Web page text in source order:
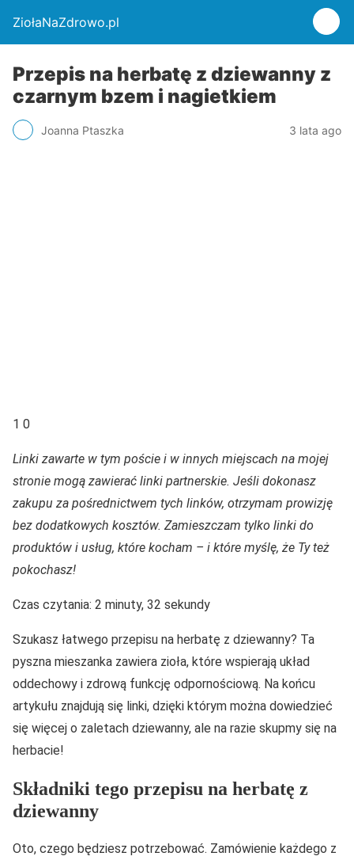
ZiołaNaZdrowo.pl
Przepis na herbatę z dziewanny z
czarnym bzem i nagietkiem
Joanna Ptaszka 3 lata ago
1 0
Linki zawarte w tym poście i w innych miejscach na mojej
stronie mogą zawierać linki partnerskie. Jeśli dokonasz
zakupu za pośrednictwem tych linków, otrzymam prowizję
bez dodatkowych kosztów. Zamieszczam tylko linki do
produktów i usług, które kocham – i które myślę, że Ty też
pokochasz!
Czas czytania: 2 minuty, 32 sekundy
Szukasz łatwego przepisu na herbatę z dziewanny? Ta
pyszna mieszanka zawiera zioła, które wspierają układ
oddechowy i zdrową funkcję odpornościową. Na końcu
artykułu znajdują się linki, dzięki którym można dowiedzieć
się więcej o zaletach dziewanny, ale na razie skupmy się na
herbacie!
Składniki tego przepisu na herbatę z
dziewanny
Oto, czego będziesz potrzebować. Zamówienie każdego z